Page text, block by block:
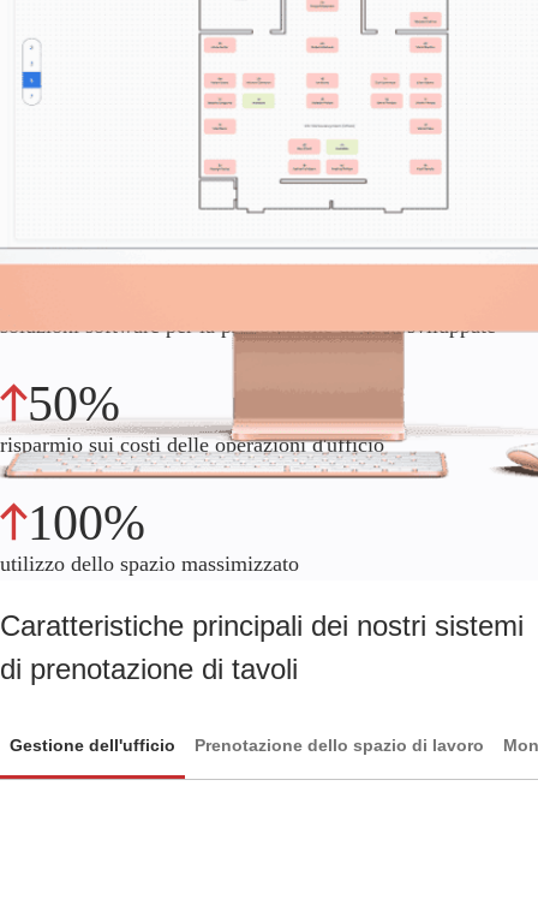
Con il software di office hoteling di Innowise, potete trasformare
il vostro ufficio in uno spazio di lavoro efficiente. Risparmiate
sui costi, sfruttate appieno ogni centimetro e mantenete i team
in contatto, il tutto in pochi clic.
Cosa abbiamo consegnato
soluzioni software per la prenotazione di desk sviluppate
50%
risparmio sui costi delle operazioni d'ufficio
100%
utilizzo dello spazio massimizzato
Caratteristiche principali dei nostri sistemi
di prenotazione di tavoli
Gestione dell'ufficio Prenotazione dello spazio di lavoro